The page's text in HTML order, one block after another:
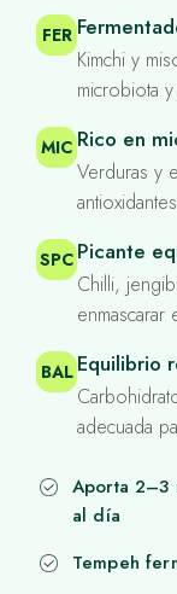
FER
Kimchi y
microbiota
MIC Rico en
Verduras y
SPC Picante
Chilli,
enmascarar
BAL Equilibrio
adecuada
Aporta 2–3
al día
Tempeh